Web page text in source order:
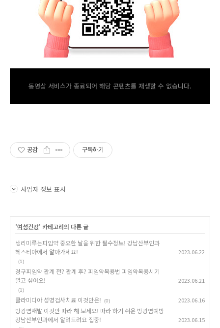
동영상 서비스가 종료되어 해당 콘텐츠를 재생할 수 없습니다.
공감 구독하기
사업자 정보 표시
'여성건강' 카테고리의 다른 글
생리미루는피임약 중요한 날을 위한 필수정보! 강남산부인과
헤스티아에서 알아가세요!
(1)
2023.06.22
경구피임약 관계 전? 관계 후? 피임약복용법 피임약복용시기
알고 싶어요!
(1)
2023.06.21
클라미디아 성병검사치료 이것만은! (0) 2023.06.16
방광염재발 이것만 따라 해 보세요! 따라 하기 쉬운 방광염예방
강남산부인과에서 알려드려요 집중!
2023.06.15